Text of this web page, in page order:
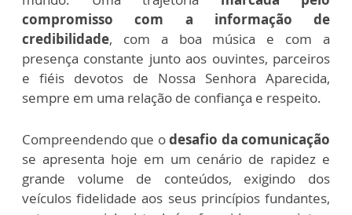
compromisso com a informação de
credibilidade, com a boa música e com a
presença constante junto aos ouvintes, parceiros
e fiéis devotos de Nossa Senhora Aparecida,
sempre em uma relação de confiança e respeito.
Compreendendo que odesafio da comunicação
se apresenta hoje em um cenário de rapidez e
grande volume de conteúdos, exigindo dos
veículos fidelidade aos seus princípios fundantes,